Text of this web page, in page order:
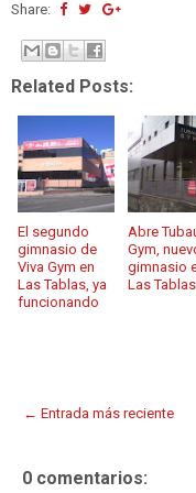
Share:
Related Posts:
El segundo
gimnasio de
Viva Gym en
Las Tablas, ya
funcionando
Abre
Gym,
gimnasio
Las Tablas
← Entrada más reciente
0 comentarios: